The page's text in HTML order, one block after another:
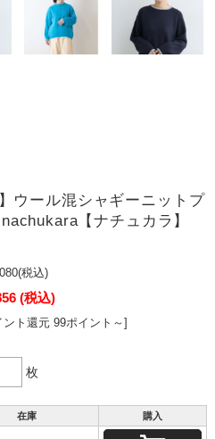
ウール混シャギーニットプ
【ナチュカラ】
(税込)
(税込)
ント還元 99ポイント～]
枚
在庫 購入